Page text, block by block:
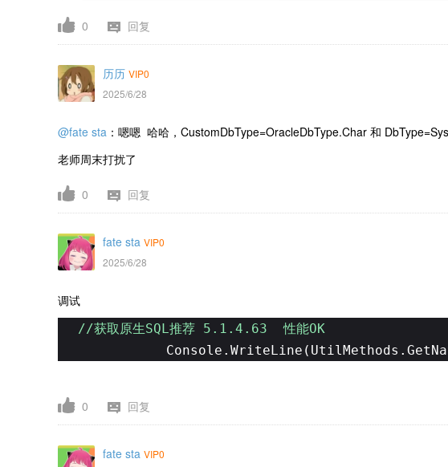
0 回复
历历 VIP0
2025/6/28
@fate sta ：嗯嗯 哈哈，CustomDbType=OracleDbType.Char 和
老师周末打扰了
0 回复
fate sta VIP0
2025/6/28
调试
//获取原生SQL推荐 5.1.4.63 性能OK
0 回复
fate sta VIP0